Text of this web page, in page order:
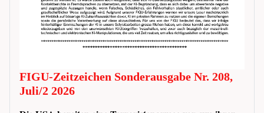
FIGU-Zeitzeichen Sonderausgabe Nr. 208,
Juli/2 2026